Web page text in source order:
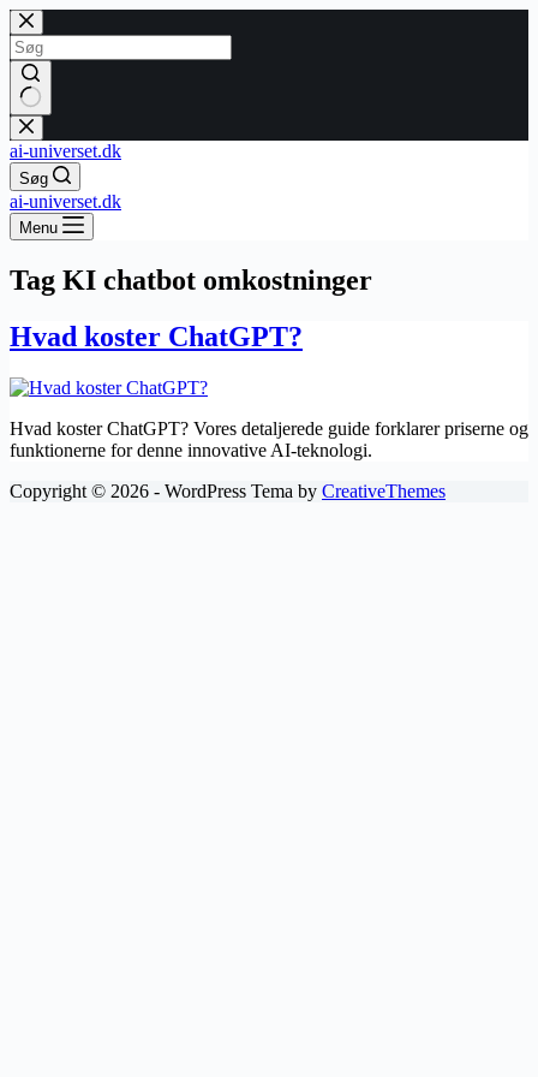
Fortsæt
til
indhold
Ingen
resultater
ai-universet.dk
Søg
ai-universet.dk
Menu
Tag KI chatbot omkostninger
Hvad koster ChatGPT?
Hvad koster ChatGPT? Vores detaljerede guide forklarer priserne og
funktionerne for denne innovative AI-teknologi.
Copyright © 2026 - WordPress Tema by CreativeThemes